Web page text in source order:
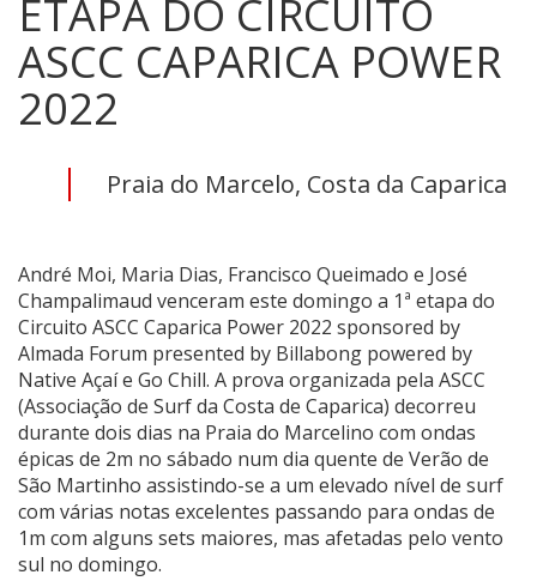
ETAPA DO CIRCUITO
ASCC CAPARICA POWER
2022
Praia do Marcelo, Costa da Caparica
André Moi, Maria Dias, Francisco Queimado e José
Champalimaud venceram este domingo a 1ª etapa do
Circuito ASCC Caparica Power 2022 sponsored by
Almada Forum presented by Billabong powered by
Native Açaí e Go Chill. A prova organizada pela ASCC
(Associação de Surf da Costa de Caparica) decorreu
durante dois dias na Praia do Marcelino com ondas
épicas de 2m no sábado num dia quente de Verão de
São Martinho assistindo-se a um elevado nível de surf
com várias notas excelentes passando para ondas de
1m com alguns sets maiores, mas afetadas pelo vento
sul no domingo.